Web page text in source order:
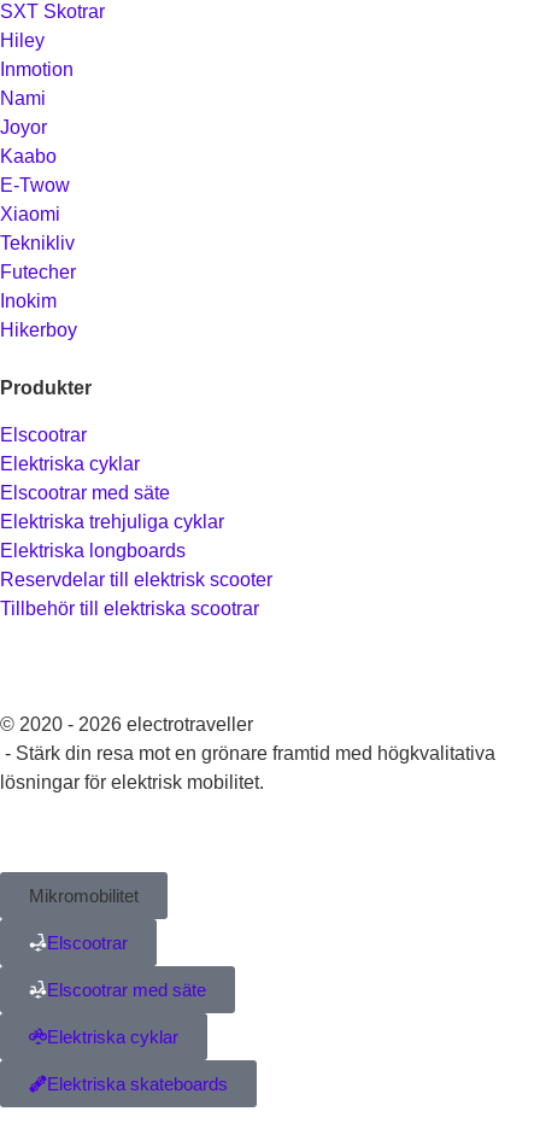
SXT Skotrar
Hiley
Inmotion
Nami
Joyor
Kaabo
E-Twow
Xiaomi
Teknikliv
Futecher
Inokim
Hikerboy
Produkter
Elscootrar
Elektriska cyklar
Elscootrar med säte
Elektriska trehjuliga cyklar
Elektriska longboards
Reservdelar till elektrisk scooter
Tillbehör till elektriska scootrar
© 2020 - 2026 electrotraveller
- Stärk din resa mot en grönare framtid med högkvalitativa
lösningar för elektrisk mobilitet.
Mikromobilitet
Elscootrar
Elscootrar med säte
Elektriska cyklar
Elektriska skateboards